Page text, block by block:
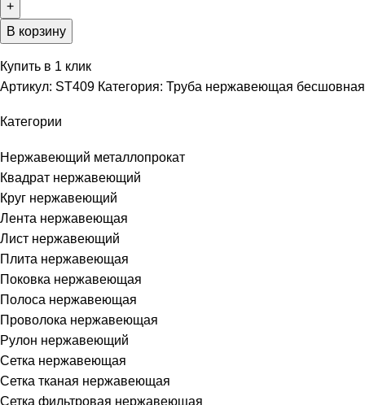
Категории
Нержавеющий металлопрокат
Квадрат нержавеющий
Круг нержавеющий
Лента нержавеющая
Лист нержавеющий
Плита нержавеющая
Поковка нержавеющая
Полоса нержавеющая
Проволока нержавеющая
Рулон нержавеющий
Сетка нержавеющая
Сетка тканая нержавеющая
Сетка фильтровая нержавеющая
В корзину
Купить в 1 клик
Артикул: ST409 Категория: Труба нержавеющая бесшовная